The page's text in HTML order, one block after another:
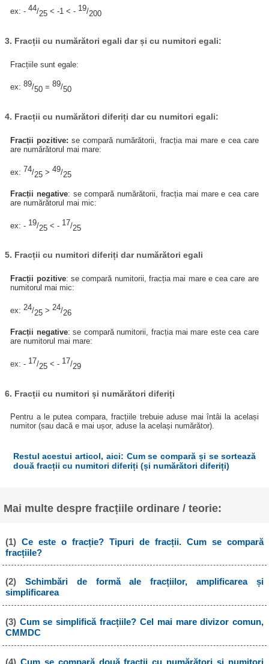
ex: -44/25 < -1 < - 19/200
3. Fracții cu numărători egali dar și cu numitori egali:
Fracțiile sunt egale:
ex:89/50 =89/50
4. Fracții cu numărători diferiți dar cu numitori egali:
Fracții pozitive: se compară numărătorii, fracția mai mare e cea care
are numărătorul mai mare:
ex: 74/25 >49/25
Fracții negative: se compară numărătorii, fracția mai mare e cea care
are numărătorul mai mic:
ex: - 19/25 < - 17/25
5. Fracții cu numitori diferiți dar numărători egali
Fracții pozitive: se compară numitorii, fracția mai mare e cea care are
numitorul mai mic:
ex:24/25 >24/26
Fracții negative: se compară numitorii, fracția mai mare este cea care
are numitorul mai mare:
ex: - 17/25 < - 17/29
6. Fracții cu numitori și numărători diferiți
Pentru a le putea compara, fracțiile trebuie aduse mai întâi la același
numitor (sau dacă e mai ușor, aduse la același numărător).
Restul acestui articol, aici: Cum se compară și se sortează
două fracții cu numitori diferiți (și numărători diferiți)
Mai multe despre fracțiile ordinare / teorie:
(1) Ce este o fracție? Tipuri de fracții. Cum se compară
fracțiile?
(2) Schimbări de formă ale fracțiilor, amplificarea și
simplificarea
(3) Cum se simplifică fracțiile? Cel mai mare divizor comun,
CMMDC